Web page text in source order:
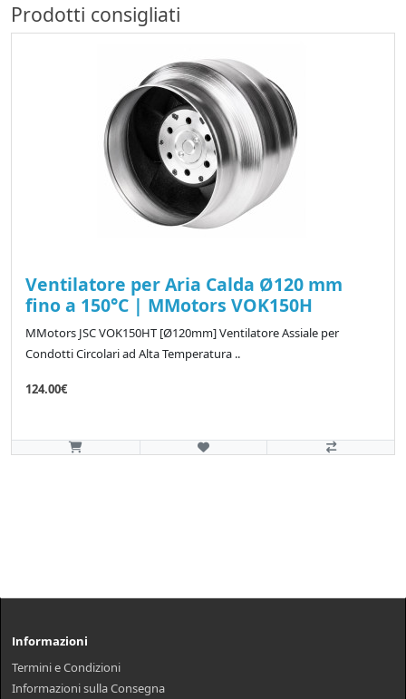
Prodotti consigliati
Ventilatore per Aria Calda Ø120 mm
fino a 150°C | MMotors VOK150H
MMotors JSC VOK150HT [Ø120mm] Ventilatore Assiale per
Condotti Circolari ad Alta Temperatura ..
124.00€
Informazioni
Termini e Condizioni
Informazioni sulla Consegna